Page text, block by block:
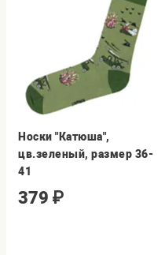
Носки "Катюша",
цв.зеленый, размер 36-
41
379 ₽